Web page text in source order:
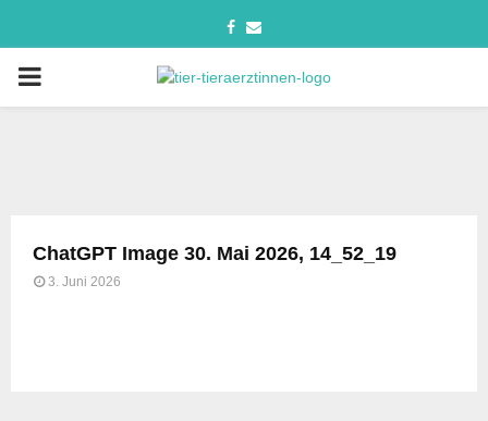
ChatGPT Image 30. Mai 2026, 14_52_19
3. Juni 2026